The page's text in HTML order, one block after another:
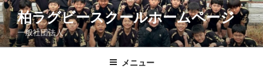
コ
ン
テ
ン
柏ラグビースクールホームページ
一般社団法人
メニュー